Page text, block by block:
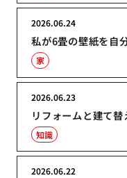
私が6畳の壁紙を自
2026.06.24
家
リフォームと建て
2026.06.23
知識
2026.06.22